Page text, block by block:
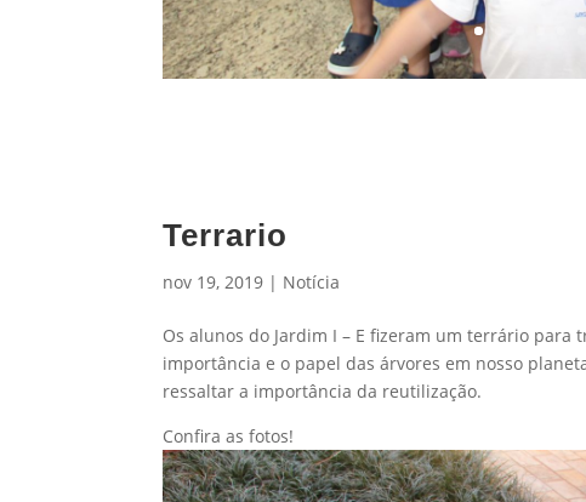
Terrario
nov 19, 2019 | Notícia
Os alunos do Jardim I – E fizeram um terrário
importância e o papel das árvores em nosso
ressaltar a importância da reutilização.
Confira as fotos!